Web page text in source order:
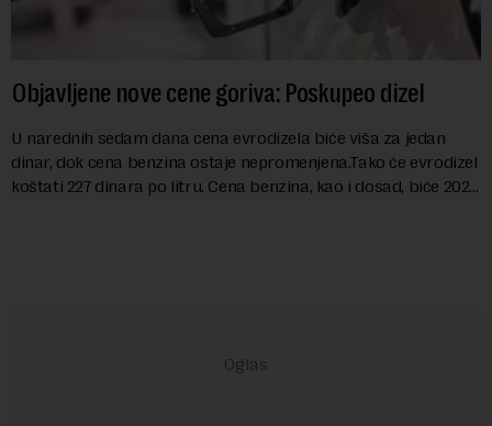
Objavljene nove cene goriva: Poskupeo dizel
U narednih sedam dana cena evrodizela biće viša za jedan
dinar, dok cena benzina ostaje nepromenjena.Tako će evrodizel
koštati 227 dinara po litru. Cena benzina, kao i dosad, biće 202